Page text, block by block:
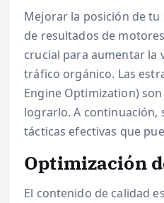
Mejorar la posición de
de resultados de
crucial para aumentar la
tráfico orgánico. Las
Engine Optimization)
lograrlo. A continuación,
tácticas efectivas que
Optimización
El contenido de calidad